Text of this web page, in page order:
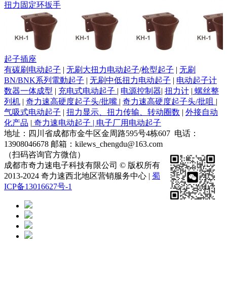
扭力固定环扳手
起子插座
有碳刷电动起子 | 无刷大扭力电动起子/枪型起子 | 无刷
BN/BNK系列電動起子 | 无刷中低扭力电动起子 | 电动起子计
数器一体成型 | 充电式电动起子 | 电源控制器| 扭力计 | 螺丝整
列机 | 奇力速高硬度起子头/批嘴 | 奇力速高硬度起子头/批咀 |
气吸式电动起子 | 扭力显示、扭力传输、转动圈数 | 外接自动
化产品 | 奇力速电动起子 | 电子厂用电动起子
地址：四川省成都市金牛区金周路595号4栋607 电话：
13908046678 邮箱：kilews_chengdu@163.com
（扫码咨询官方微信）
成都市奇力速电子科技有限公司 © 版权所有
2013-2024 奇力速西北地区营销服务中心 | 蜀
ICP备13016627号-1